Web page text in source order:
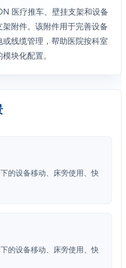
医疗推车、壁挂支架和设备
附件。该附件用于完善设备
线缆管理，帮助医院按科室
块化配置。
的设备移动、床旁使用、快
的设备移动、床旁使用、快